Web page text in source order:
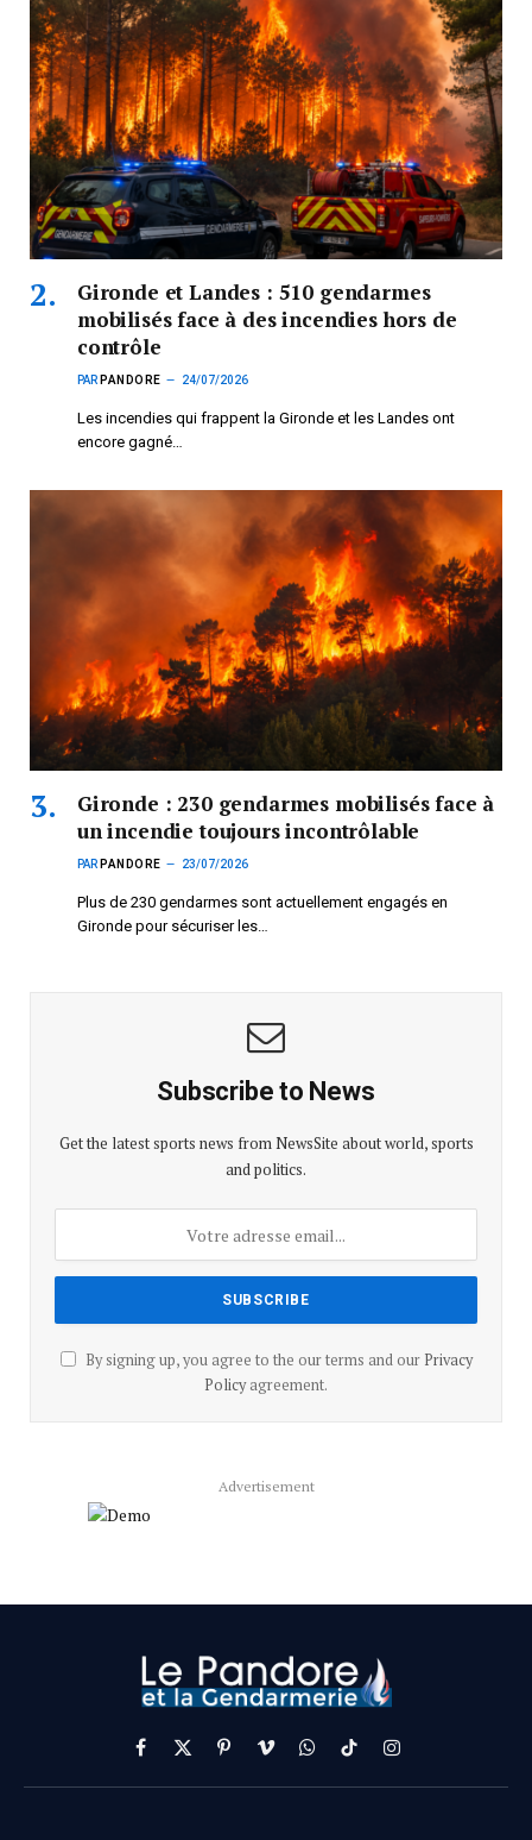
Gironde et Landes : 510 gendarmes
mobilisés face à des incendies hors de
contrôle
PAR PANDORE 24/07/2026
Les incendies qui frappent la Gironde et les Landes ont
encore gagné…
Gironde : 230 gendarmes mobilisés face à
un incendie toujours incontrôlable
PAR PANDORE 23/07/2026
Plus de 230 gendarmes sont actuellement engagés en
Gironde pour sécuriser les…
Subscribe to News
Get the latest sports news from NewsSite about world, sports
and politics.
By signing up, you agree to the our terms and our Privacy
Policyagreement.
Advertisement
Facebook
X
(Twitter)
PinterestVimeoWhatsApp
TikTokInstagram